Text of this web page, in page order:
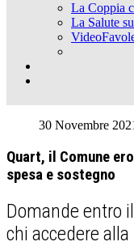
La Coppia
La Salute
30 Novembre
Quart, il Comune
spesa e sostegno
Domande entro
chi accedere